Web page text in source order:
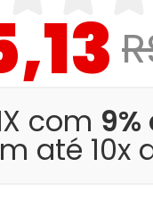
com
até 10x